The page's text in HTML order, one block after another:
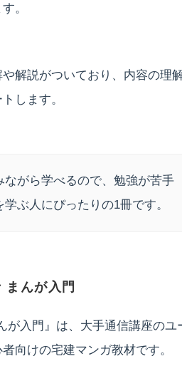
。
解説がついており、内容の理
します。
ながら学べるので、勉強が苦手
ぶ人にぴったりの1冊です。
んが入門
が入門』は、大手通信講座のユ
向けの宅建マンガ教材です。